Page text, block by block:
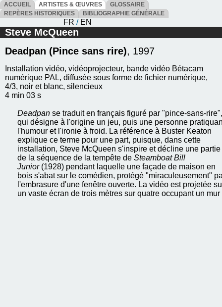
ACCUEIL ARTISTES & ŒUVRES
GLOSSAIRE
REPÈRES HISTORIQUES
BIBLIOGRAPHIE GÉNÉRALE
FR / EN
Steve McQueen